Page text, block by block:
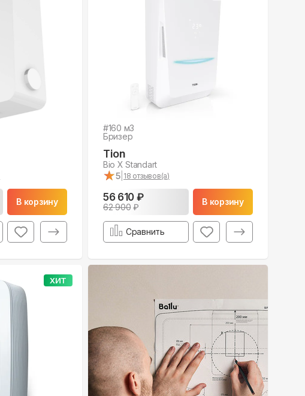
В корзину
#160 м3
Бризер
Tion
Bio X Standart
★
★5 18 отзывов(а)
56 610 ₽
62 900₽
В корзину
Сравнить
ХИТ